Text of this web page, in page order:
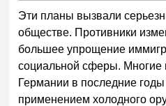
Эти планы вызвали
обществе. Противники
большее упрощение
социальной сферы. Многие
Германии в последние
применением холодного